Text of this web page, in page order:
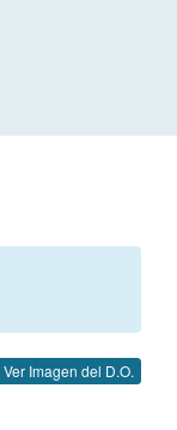
Ver Imagen del D.O.